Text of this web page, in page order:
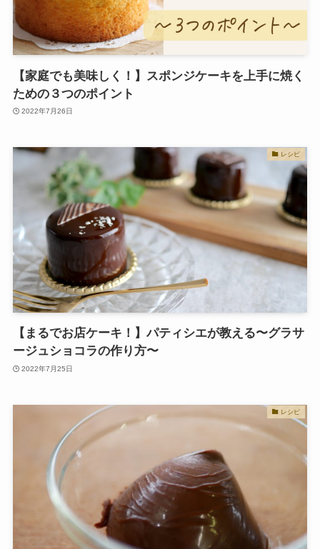
【家庭でも美味しく！】スポンジケーキを上手に焼く
ための３つのポイント
2022年7月26日
レシピ
【まるでお店ケーキ！】パティシエが教える〜グラサ
ージュショコラの作り方〜
2022年7月25日
レシピ